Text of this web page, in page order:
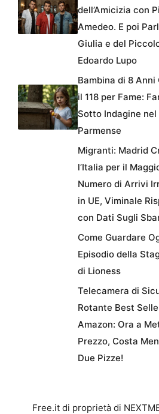
dell’Amicizia con
Amedeo. E poi
Giulia e del
Edoardo Lupo
Bambina di 8 Anni
il 118 per Fame:
Sotto Indagine nel
Parmense
Migranti: Madrid
l’Italia per il
Numero di Arrivi
in UE, Viminale
con Dati Sugli
Come Guardare
Episodio della
di Lioness
Telecamera di
Rotante Best
Amazon: Ora a
Prezzo, Costa
Due Pizze!
Free.it di proprietà di